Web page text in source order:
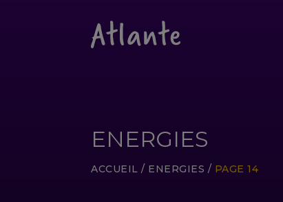
ENERGIES
ACCUEIL / ENERGIES / PAGE 14